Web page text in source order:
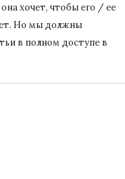
хочет, чтобы его / ее
Но мы должны
в полном доступе в